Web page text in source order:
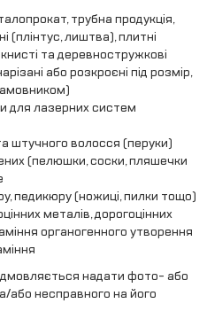
трубна продукція,
(плінтус, лиштва), плитні
та деревностружкові
або розкроєні під розмір,
для лазерних систем
штучного волосся (перуки)
(пелюшки, соски, пляшечки
педикюру (ножиці, пилки тощо)
металів, дорогоцінних
органогенного утворення
надати фото- або
або несправного на його